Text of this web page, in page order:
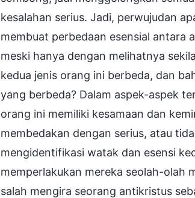
kesalahan serius. Jadi, perwujudan
membuat perbedaan esensial antara
meski hanya dengan melihatnya
kedua jenis orang ini berbeda, dan
yang berbeda? Dalam aspek-aspek
orang ini memiliki kesamaan dan
membedakan dengan serius, atau
mengidentifikasi watak dan esensi
memperlakukan mereka seolah-olah
salah mengira seorang antikristus